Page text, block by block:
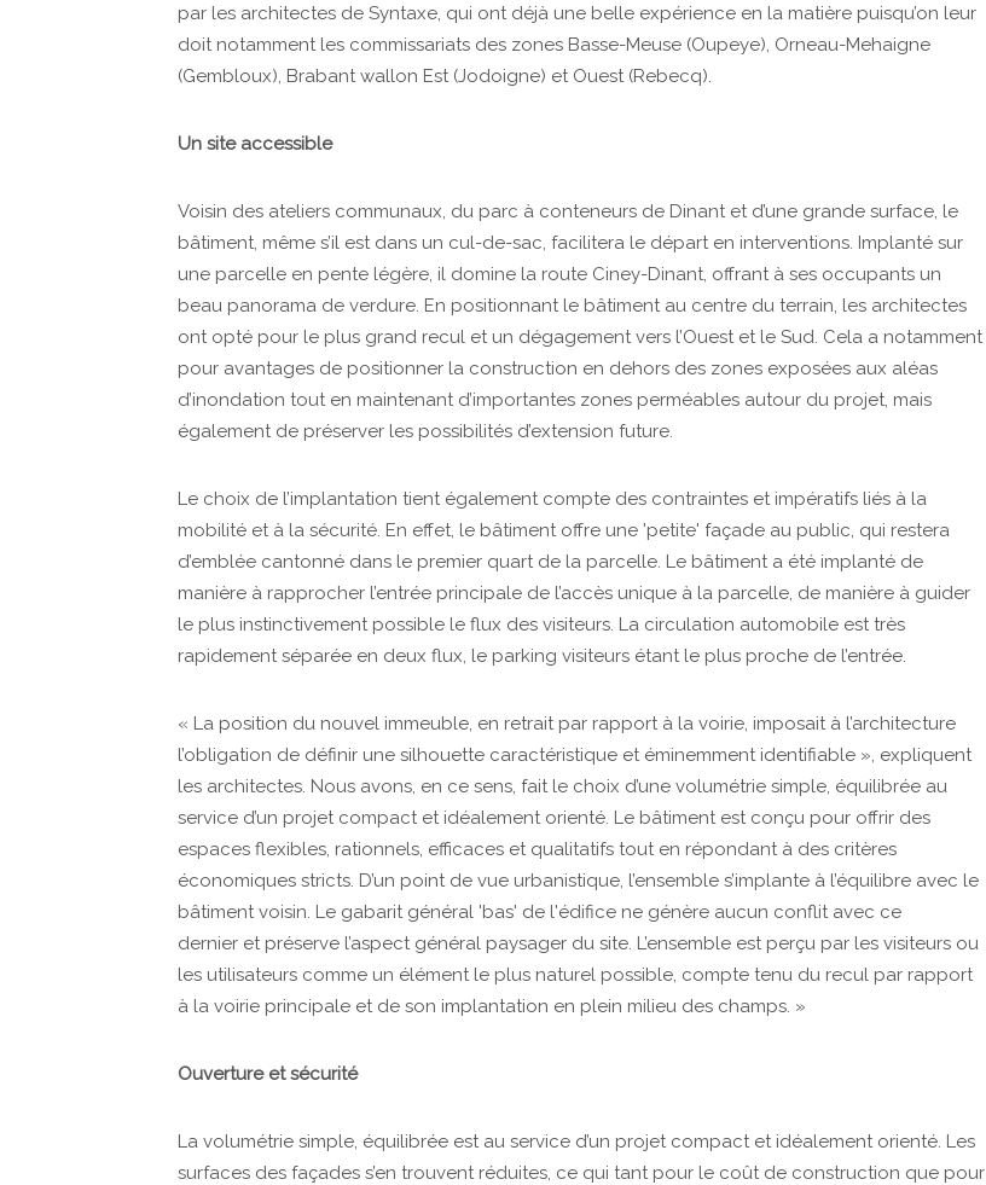
par les architectes de Syntaxe, qui ont déjà une belle expérience en la matière puisqu’on leur
doit notamment les commissariats des zones Basse-Meuse (Oupeye), Orneau-Mehaigne
(Gembloux), Brabant wallon Est (Jodoigne) et Ouest (Rebecq).
Un site accessible
Voisin des ateliers communaux, du parc à conteneurs de Dinant et d’une grande surface, le
bâtiment, même s’il est dans un cul-de-sac, facilitera le départ en interventions. Implanté sur
une parcelle en pente légère, il domine la route Ciney-Dinant, offrant à ses occupants un
beau panorama de verdure. En positionnant le bâtiment au centre du terrain, les architectes
ont opté pour le plus grand recul et un dégagement vers l’Ouest et le Sud. Cela a notamment
pour avantages de positionner la construction en dehors des zones exposées aux aléas
d’inondation tout en maintenant d’importantes zones perméables autour du projet, mais
également de préserver les possibilités d’extension future.
Le choix de l’implantation tient également compte des contraintes et impératifs liés à la
mobilité et à la sécurité. En effet, le bâtiment offre une 'petite' façade au public, qui restera
d’emblée cantonné dans le premier quart de la parcelle. Le bâtiment a été implanté de
manière à rapprocher l’entrée principale de l’accès unique à la parcelle, de manière à guider
le plus instinctivement possible le flux des visiteurs. La circulation automobile est très
rapidement séparée en deux flux, le parking visiteurs étant le plus proche de l’entrée.
« La position du nouvel immeuble, en retrait par rapport à la voirie, imposait à l’architecture
l’obligation de définir une silhouette caractéristique et éminemment identifiable », expliquent
les architectes. Nous avons, en ce sens, fait le choix d’une volumétrie simple, équilibrée au
service d’un projet compact et idéalement orienté. Le bâtiment est conçu pour offrir des
espaces flexibles, rationnels, efficaces et qualitatifs tout en répondant à des critères
économiques stricts. D’un point de vue urbanistique, l’ensemble s’implante à l’équilibre avec le
bâtiment voisin. Le gabarit général 'bas' de l'édifice ne génère aucun conflit avec ce
dernier et préserve l’aspect général paysager du site. L’ensemble est perçu par les visiteurs ou
les utilisateurs comme un élément le plus naturel possible, compte tenu du recul par rapport
à la voirie principale et de son implantation en plein milieu des champs. »
Ouverture et sécurité
La volumétrie simple, équilibrée est au service d’un projet compact et idéalement orienté. Les
surfaces des façades s’en trouvent réduites, ce qui tant pour le coût de construction que pour